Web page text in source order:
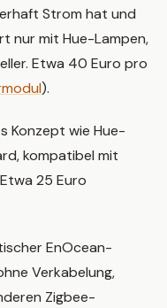
Strom hat und
nur mit Hue-Lampen,
Etwa 40 Euro pro
).
Konzept wie Hue-
kompatibel mit
25 Euro
EnOcean-
Verkabelung,
Zigbee-